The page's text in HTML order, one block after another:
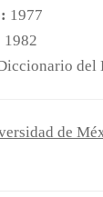
1977
1982
del
de